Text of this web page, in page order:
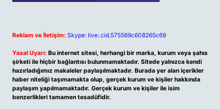
Reklam ve İletişim: Skype: live:.cid.575569c608265c69
Yasal Uyarı: Bu internet sitesi, herhangi bir marka, kurum veya şahıs
şirketi ile hiçbir bağlantısı bulunmamaktadır. Sitede yalnızca kendi
hazırladığımız makaleler paylaşılmaktadır. Burada yer alan içerikler
haber niteliği taşımamakta olup, gerçek kurum ve kişiler hakkında
paylaşım yapılmamaktadır. Gerçek kurum ve kişiler ile isim
benzerlikleri tamamen tesadüfidir.